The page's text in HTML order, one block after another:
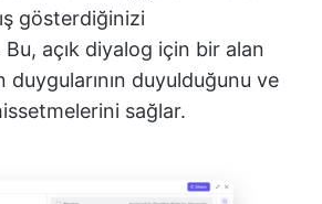
gösterdiğinizi
açık diyalog için bir alan
duygularının duyulduğunu ve
sağlar.